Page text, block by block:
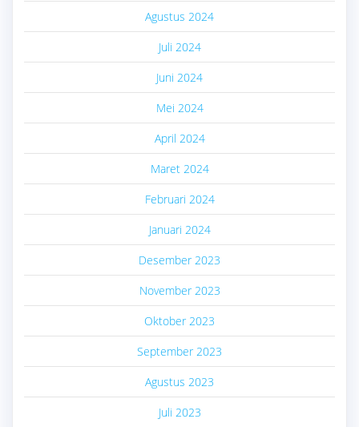
Agustus 2024
Juli 2024
Juni 2024
Mei 2024
April 2024
Maret 2024
Februari 2024
Januari 2024
Desember 2023
November 2023
Oktober 2023
September 2023
Agustus 2023
Juli 2023